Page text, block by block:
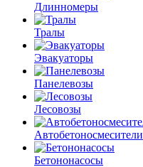
Длинномеры
Тралы
Эвакуаторы
Панелевозы
Лесовозы
Автобетоно­смесители
Бетононасосы